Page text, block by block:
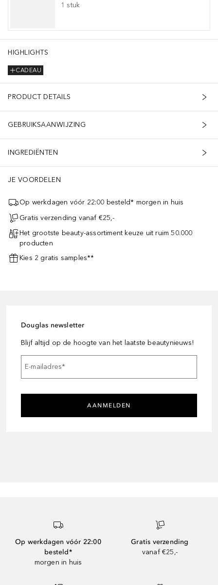
1 stuk
HIGHLIGHTS
CADEAU
PRODUCT DETAILS
GEBRUIKSAANWIJZING
INGREDIËNTEN
JE VOORDELEN
Op werkdagen vóór 22:00 besteld* morgen in huis
Gratis verzending vanaf €25,-
Het grootste beauty-assortiment keuze uit ruim 50.000
producten
Kies 2 gratis samples**
Douglas newsletter
Blijf altijd op de hoogte van het laatste beautynieuws!
E-mailadres*
AANMELDEN
Op werkdagen vóór 22:00
besteld*
morgen in huis
Gratis verzending
vanaf €25,-